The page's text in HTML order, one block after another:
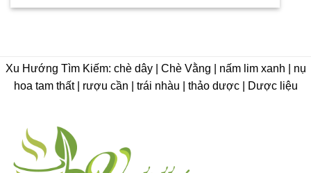
Xu Hướng Tìm Kiếm: chè dây | Chè Vằng | nấm lim xanh | nụ
hoa tam thất | rượu cần | trái nhàu | thảo dược | Dược liệu